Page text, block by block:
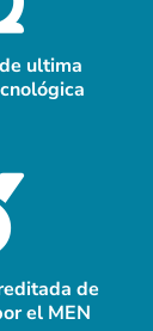
ultima
de
el MEN